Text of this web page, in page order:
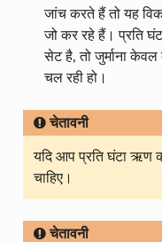
जांच करते हैं तो यह
जो कर रहे हैं। प्रति
सेट है, तो जुर्माना केवल
चल रही हो।
चेतावनी
यदि आप प्रति घंटा ऋण
चाहिए।
चेतावनी